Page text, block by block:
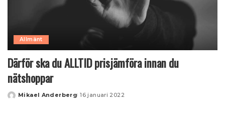
Allmänt
Därför ska du ALLTID prisjämföra innan du
nätshoppar
Posted
Mikael Anderberg 16 januari 2022